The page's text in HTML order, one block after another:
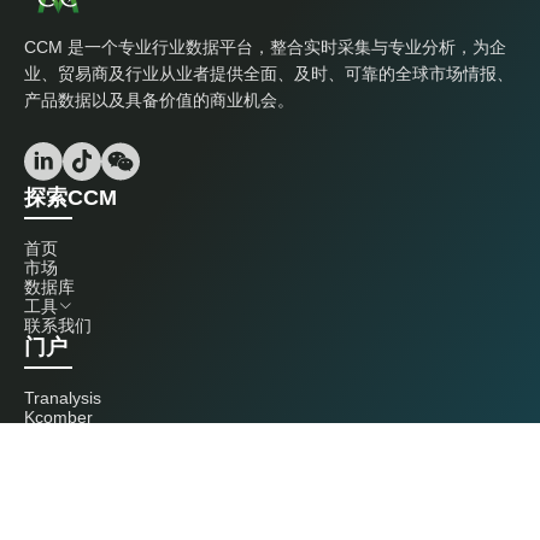
CCM 是一个专业行业数据平台，整合实时采集与专业分析，为企
业、贸易商及行业从业者提供全面、及时、可靠的全球市场情报、
产品数据以及具备价值的商业机会。
探索CCM
首页
市场
数据库
工具
联系我们
门户
Tranalysis
Kcomber